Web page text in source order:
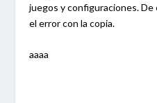
juegos y configuraciones.
el error con la copia.
aaaa